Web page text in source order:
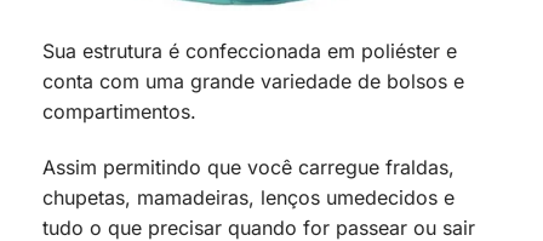
Sua estrutura é confeccionada em poliéster e
conta com uma grande variedade de bolsos e
compartimentos.
Assim permitindo que você carregue fraldas,
chupetas, mamadeiras, lenços umedecidos e
tudo o que precisar quando for passear ou sair